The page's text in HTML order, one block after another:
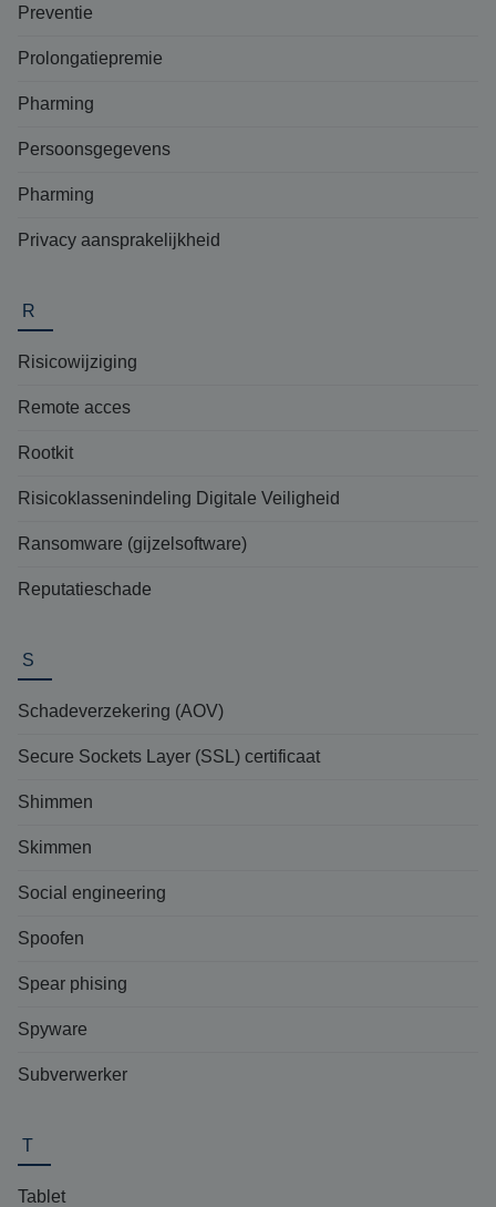
Preventie
Prolongatiepremie
Pharming
Persoonsgegevens
Pharming
Privacy aansprakelijkheid
R
Risicowijziging
Remote acces
Rootkit
Risicoklassenindeling Digitale Veiligheid
Ransomware (gijzelsoftware)
Reputatieschade
S
Schadeverzekering (AOV)
Secure Sockets Layer (SSL) certificaat
Shimmen
Skimmen
Social engineering
Spoofen
Spear phising
Spyware
Subverwerker
T
Tablet